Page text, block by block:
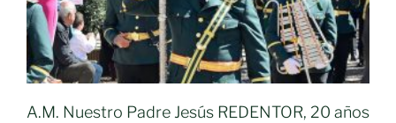
A.M. Nuestro Padre Jesús REDENTOR, 20 años